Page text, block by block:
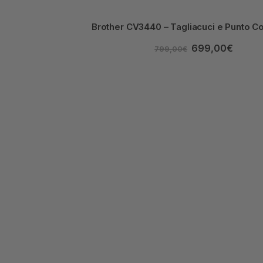
Brother CV3440 – Tagliacuci e Punto
799,00€ 699,00€